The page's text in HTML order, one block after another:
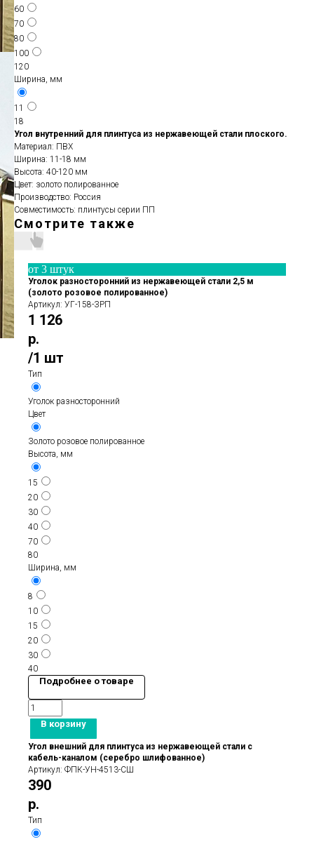
60
70
80
100
120
Ширина, мм
11
18
Угол внутренний для плинтуса из нержавеющей стали плоского.
Материал: ПВХ
Ширина: 11-18 мм
Высота: 40-120 мм
Цвет: золото полированное
Производство: Россия
Совместимость: плинтусы серии ПП
Смотрите также
от 3 штук
Уголок разносторонний из нержавеющей стали 2,5 м
(золото розовое полированное)
Артикул: УГ-158-ЗРП
1 126
р.
/1 шт
Тип
Уголок разносторонний
Цвет
Золото розовое полированное
Высота, мм
15
20
30
40
70
80
Ширина, мм
8
10
15
20
30
40
Подробнее о товаре
В корзину
Угол внешний для плинтуса из нержавеющей стали с
кабель-каналом (серебро шлифованное)
Артикул: ФПК-УН-4513-СШ
390
р.
Тип